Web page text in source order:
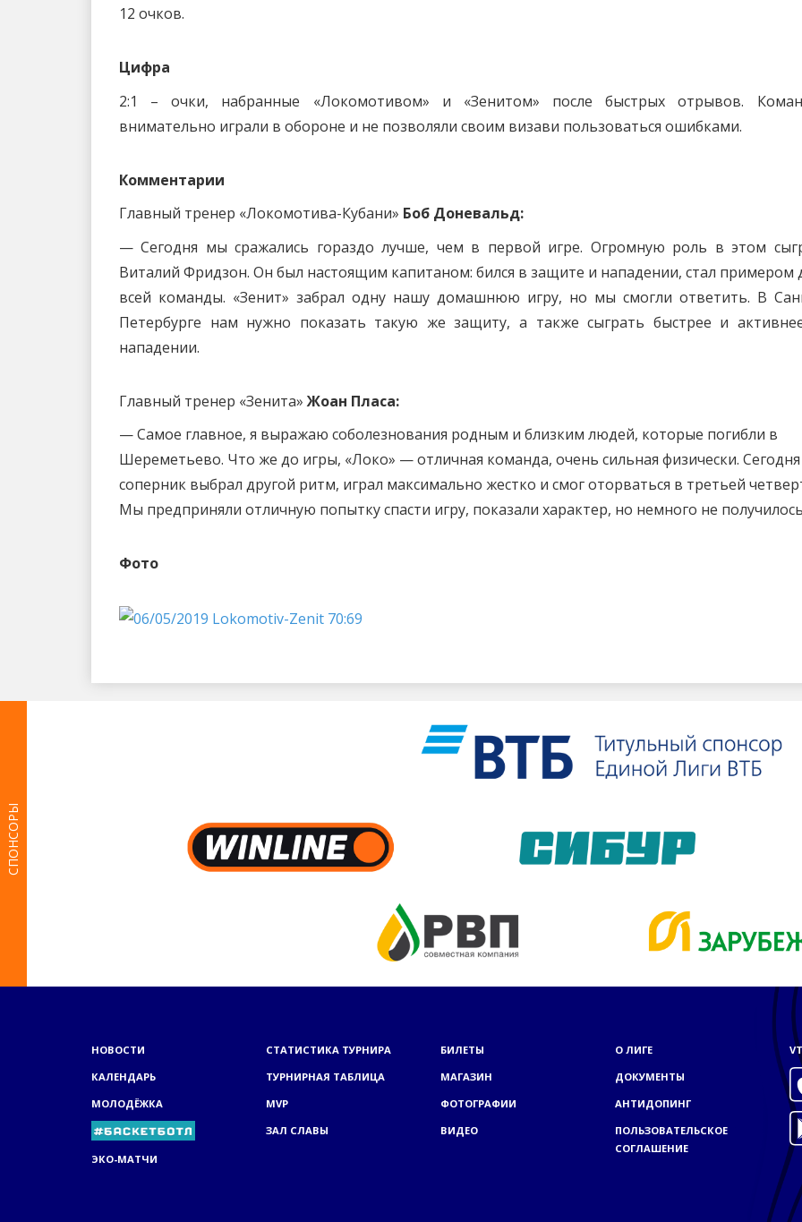
12 очков.
Цифра
2:1 – очки, набранные «Локомотивом» и «Зенитом» после быстрых отрывов.
внимательно играли в обороне и не позволяли своим визави пользоваться ошибками.
Комментарии
Главный тренер «Локомотива-Кубани» Боб Доневальд:
— Сегодня мы сражались гораздо лучше, чем в первой игре. Огромную роль в этом
Виталий Фридзон. Он был настоящим капитаном: бился в защите и нападении, стал примером
всей команды. «Зенит» забрал одну нашу домашнюю игру, но мы смогли ответить. В
Петербурге нам нужно показать такую же защиту, а также сыграть быстрее и
нападении.
Главный тренер «Зенита»Жоан Пласа:
— Самое главное, я выражаю соболезнования родным и близким людей, которые погибли в
Шереметьево. Что же до игры, «Локо» — отличная команда, очень сильная физически. Сегодня
соперник выбрал другой ритм, играл максимально жестко и смог оторваться в третьей
Мы предприняли отличную попытку спасти игру, показали характер, но немного не
Фото
СПОНСОРЫ
НОВОСТИ
КАЛЕНДАРЬ
МОЛОДЁЖКА
ЭКО-МАТЧИ
СТАТИСТИКА ТУРНИРА
ТУРНИРНАЯ ТАБЛИЦА
MVP
ЗАЛ СЛАВЫ
БИЛЕТЫ
МАГАЗИН
ФОТОГРАФИИ
ВИДЕО
О ЛИГЕ
ДОКУМЕНТЫ
АНТИДОПИНГ
ПОЛЬЗОВАТЕЛЬСКОЕ
СОГЛАШЕНИЕ